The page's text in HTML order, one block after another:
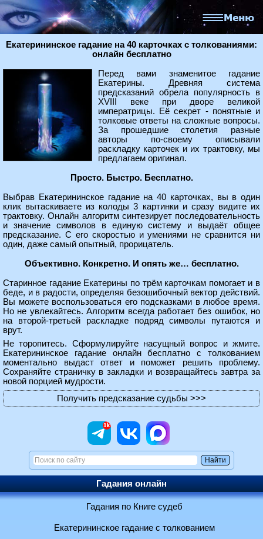
Екатерининское гадание на 40 карточках с толкованиями:
онлайн бесплатно
Перед вами знаменитое гадание
Екатерины. Древняя система
предсказаний обрела популярность в
XVIII веке при дворе великой
императрицы. Её секрет - понятные и
толковые ответы на сложные вопросы.
За прошедшие столетия разные
авторы по-своему описывали
раскладку карточек и их трактовку, мы
предлагаем оригинал.
Просто. Быстро. Бесплатно.
Выбрав Екатерининское гадание на 40 карточках, вы в один
клик вытаскиваете из колоды 3 картинки и сразу видите их
трактовку. Онлайн алгоритм синтезирует последовательность
и значение символов в единую систему и выдаёт общее
предсказание. С его скоростью и умениями не сравнится ни
один, даже самый опытный, прорицатель.
Объективно. Конкретно. И опять же… бесплатно.
Старинное гадание Екатерины по трём карточкам помогает и в
беде, и в радости, определяя безошибочный вектор действий.
Вы можете воспользоваться его подсказками в любое время.
Но не увлекайтесь. Алгоритм всегда работает без ошибок, но
на второй-третьей раскладке подряд символы путаются и
врут.
Не торопитесь. Сформулируйте насущный вопрос и жмите.
Екатерининское гадание онлайн бесплатно с толкованием
моментально выдаст ответ и поможет решить проблему.
Сохраняйте страничку в закладки и возвращайтесь завтра за
новой порцией мудрости.
Получить предсказание судьбы >>>
Гадания онлайн
Гадания по Книге судеб
Екатерининское гадание с толкованием